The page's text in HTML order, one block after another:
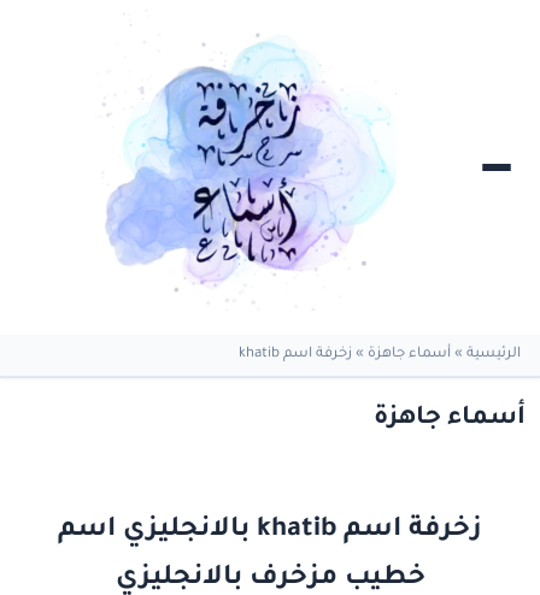
الرئيسية » أسماء جاهزة » زخرفة اسم khatib
أسماء جاهزة
زخرفة اسم khatib بالانجليزي اسم
خطيب مزخرف بالانجليزي